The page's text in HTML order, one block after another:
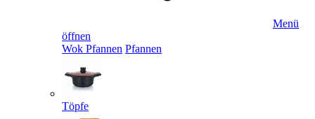
Menü
öffnen
Wok Pfannen Pfannen
Töpfe